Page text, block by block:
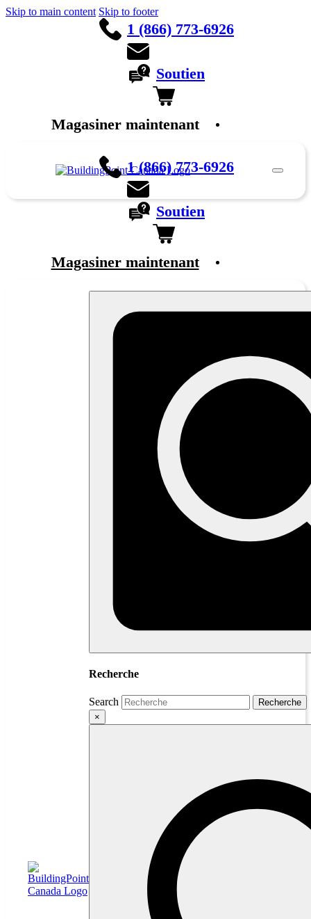
Skip to main content Skip to footer
1 (866) 773-6926
Soutien
Magasiner maintenant
1 (866) 773-6926
Soutien
Magasiner maintenant
Recherche
Search
Recherche
×